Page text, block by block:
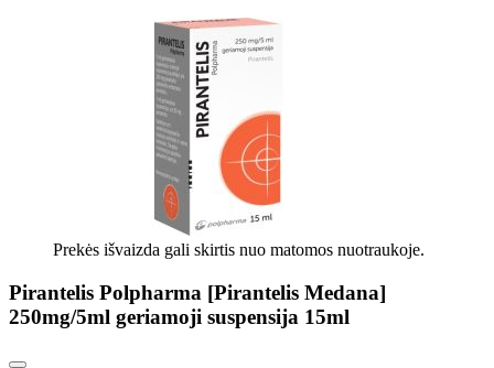
Prekės išvaizda gali skirtis nuo matomos nuotraukoje.
Pirantelis Polpharma [Pirantelis Medana]
250mg/5ml geriamoji suspensija 15ml